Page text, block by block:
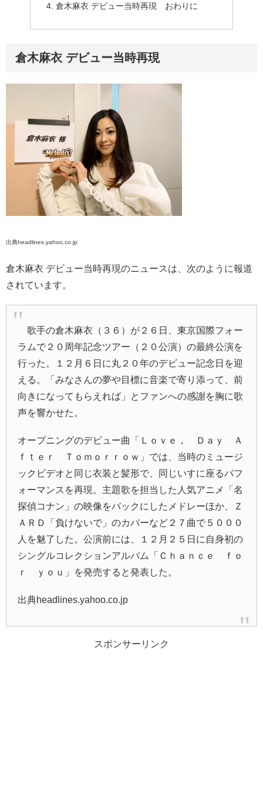
倉木麻衣 デビュー当時再現 おわりに
倉木麻衣 デビュー当時再現
出典headlines.yahoo.co.jp
倉木麻衣 デビュー当時再現のニュースは、次のように報道
されています。
歌手の倉木麻衣（３６）が２６日、東京国際フォー
ラムで２０周年記念ツアー（２０公演）の最終公演を
行った。１２月６日に丸２０年のデビュー記念日を迎
える。「みなさんの夢や目標に音楽で寄り添って、前
向きになってもらえれば」とファンへの感謝を胸に歌
声を響かせた。
オープニングのデビュー曲「Ｌｏｖｅ， Ｄａｙ Ａ
ｆｔｅｒ Ｔｏｍｏｒｒｏｗ」では、当時のミュージ
ックビデオと同じ衣装と髪形で、同じいすに座るパフ
ォーマンスを再現。主題歌を担当した人気アニメ「名
探偵コナン」の映像をバックにしたメドレーほか、Ｚ
ＡＲＤ「負けないで」のカバーなど２７曲で５０００
人を魅了した。公演前には、１２月２５日に自身初の
シングルコレクションアルバム「Ｃｈａｎｃｅ ｆｏ
ｒ ｙｏｕ」を発売すると発表した。
出典headlines.yahoo.co.jp
スポンサーリンク